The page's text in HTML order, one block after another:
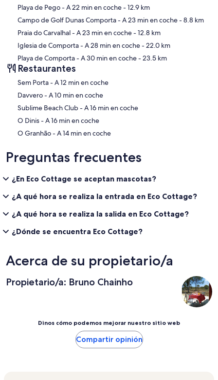
Mapa
Playa de Pego- A 22 min en coche- 12.9 km
Campo de Golf Dunas Comporta- A 23 min en coche- 8.8 km
Praia do Carvalhal- A 23 min en coche- 12.8 km
Iglesia de Comporta- A 28 min en coche- 22.0 km
Playa de Comporta- A 30 min en coche- 23.5 km
Restaurantes
‪Sem Porta - ‬A 12 min en coche
‪Davvero - ‬A 10 min en coche
‪Sublime Beach Club - ‬A 16 min en coche
‪O Dinis - ‬A 16 min en coche
‪O Granhão - ‬A 14 min en coche
Preguntas frecuentes
¿En Eco Cottage se aceptan mascotas?
¿A qué hora se realiza la entrada en Eco Cottage?
¿A qué hora se realiza la salida en Eco Cottage?
¿Dónde se encuentra Eco Cottage?
Acerca de su propietario/a
Propietario/a: Bruno Chainho
Dinos cómo podemos mejorar nuestro sitio web
Compartir opinión